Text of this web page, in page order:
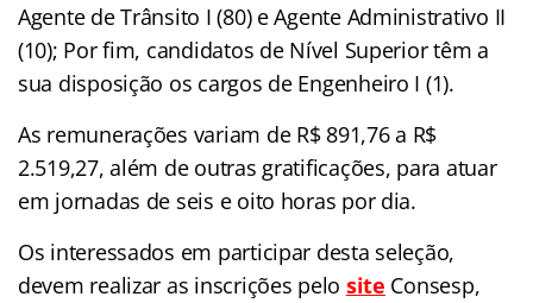
Agente de Trânsito I (80) e Agente Administrativo II
(10); Por fim, candidatos de Nível Superior têm a
sua disposição os cargos de Engenheiro I (1).
As remunerações variam de R$ 891,76 a R$
2.519,27, além de outras gratificações, para atuar
em jornadas de seis e oito horas por dia.
Os interessados em participar desta seleção,
devem realizar as inscrições pelo site Consesp,